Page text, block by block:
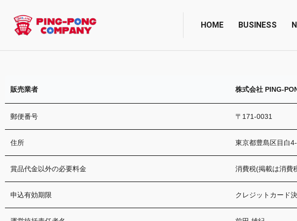
HOME BUSINESS
販売業者 株式会社 PING-
郵便番号 〒171-0031
住所 東京都豊島区目白
賞品代金以外の必要料金 消費税(掲載は消費
申込有効期限 クレジットカード